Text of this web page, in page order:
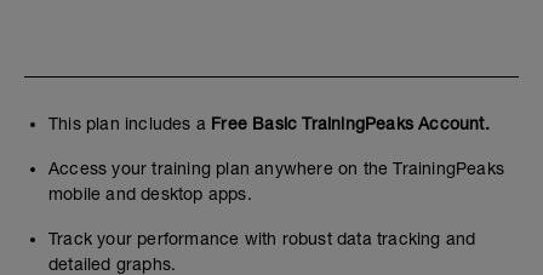
This plan includes a Free Basic TrainingPeaks Account.
Access your training plan anywhere on the TrainingPeaks
mobile and desktop apps.
Track your performance with robust data tracking and
detailed graphs.